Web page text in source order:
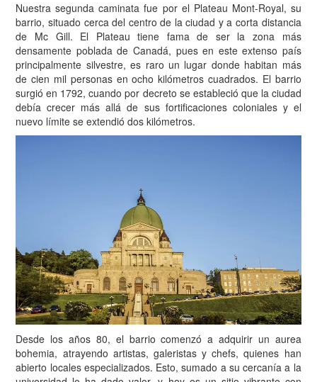
Nuestra segunda caminata fue por el Plateau Mont-Royal, su
barrio, situado cerca del centro de la ciudad y a corta distancia
de Mc Gill. El Plateau tiene fama de ser la zona más
densamente poblada de Canadá, pues en este extenso país
principalmente silvestre, es raro un lugar donde habitan más
de cien mil personas en ocho kilómetros cuadrados. El barrio
surgió en 1792, cuando por decreto se estableció que la ciudad
debía crecer más allá de sus fortificaciones coloniales y el
nuevo límite se extendió dos kilómetros.
Desde los años 80, el barrio comenzó a adquirir un aurea
bohemia, atrayendo artistas, galeristas y chefs, quienes han
abierto locales especializados. Esto, sumado a su cercanía a la